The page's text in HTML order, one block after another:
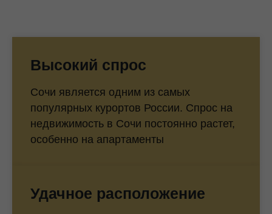
Высокий спрос
Сочи является одним из самых
популярных курортов России. Спрос на
недвижимость в Сочи постоянно растет,
особенно на апартаменты
Удачное расположение